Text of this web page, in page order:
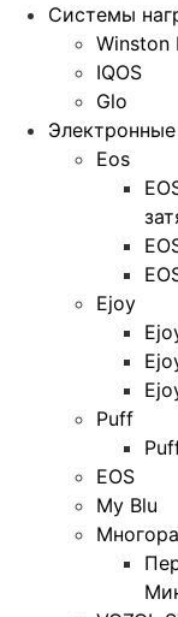
Системы
Winston
IQOS
Glo
Eos
Ejoy
Puff
EOS
My Blu